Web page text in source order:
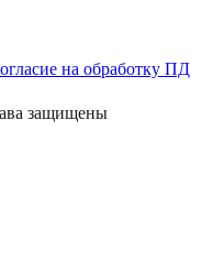
на обработку ПД
защищены